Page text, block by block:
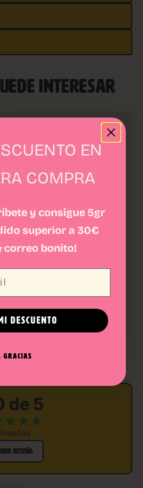
INTERESAR
ACEITE CBD 15% NIGHT
DROPS + CAMOMILA
de 5
★★★
RESEÑA
EN
COMPRA
y consigue 5gr
superior a 30€
correo bonito!
DESCUENTO
GRACIAS